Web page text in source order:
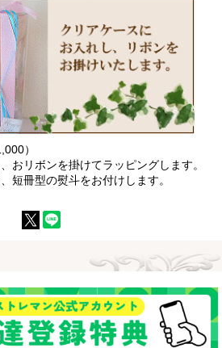
）
おリボンを掛けてラッピングします。
短冊型の熨斗をお付けします。